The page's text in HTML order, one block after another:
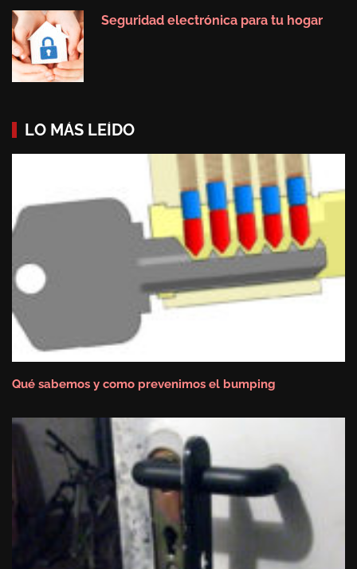
Seguridad electrónica para tu hogar
LO MÁS LEÍDO
Qué sabemos y como prevenimos el bumping